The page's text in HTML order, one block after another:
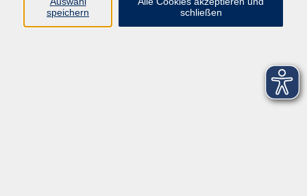
speichern
schließen